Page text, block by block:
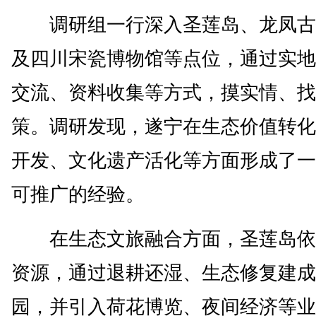
调研组一行深入圣莲岛、龙凤古
及四川宋瓷博物馆等点位，通过实
交流、资料收集等方式，摸实情、
策。调研发现，遂宁在生态价值转
开发、文化遗产活化等方面形成了
可推广的经验。
在生态文旅融合方面，圣莲岛依
资源，通过退耕还湿、生态修复建
园，并引入荷花博览、夜间经济等